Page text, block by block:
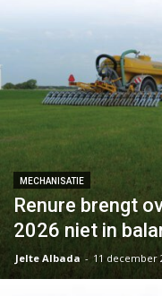
MECHANISATIE
Renure brengt
2026 niet in
Jelte Albada - 11 december